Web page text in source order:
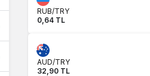
RUB/TRY
0,64 TL
AUD/TRY
32,90 TL